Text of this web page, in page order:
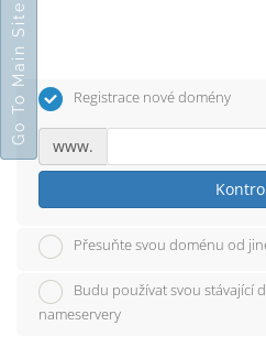
Registrace nové domény
www.
Přesuňte svou doménu od
Budu používat svou stávající
nameservery
Go To Main Site